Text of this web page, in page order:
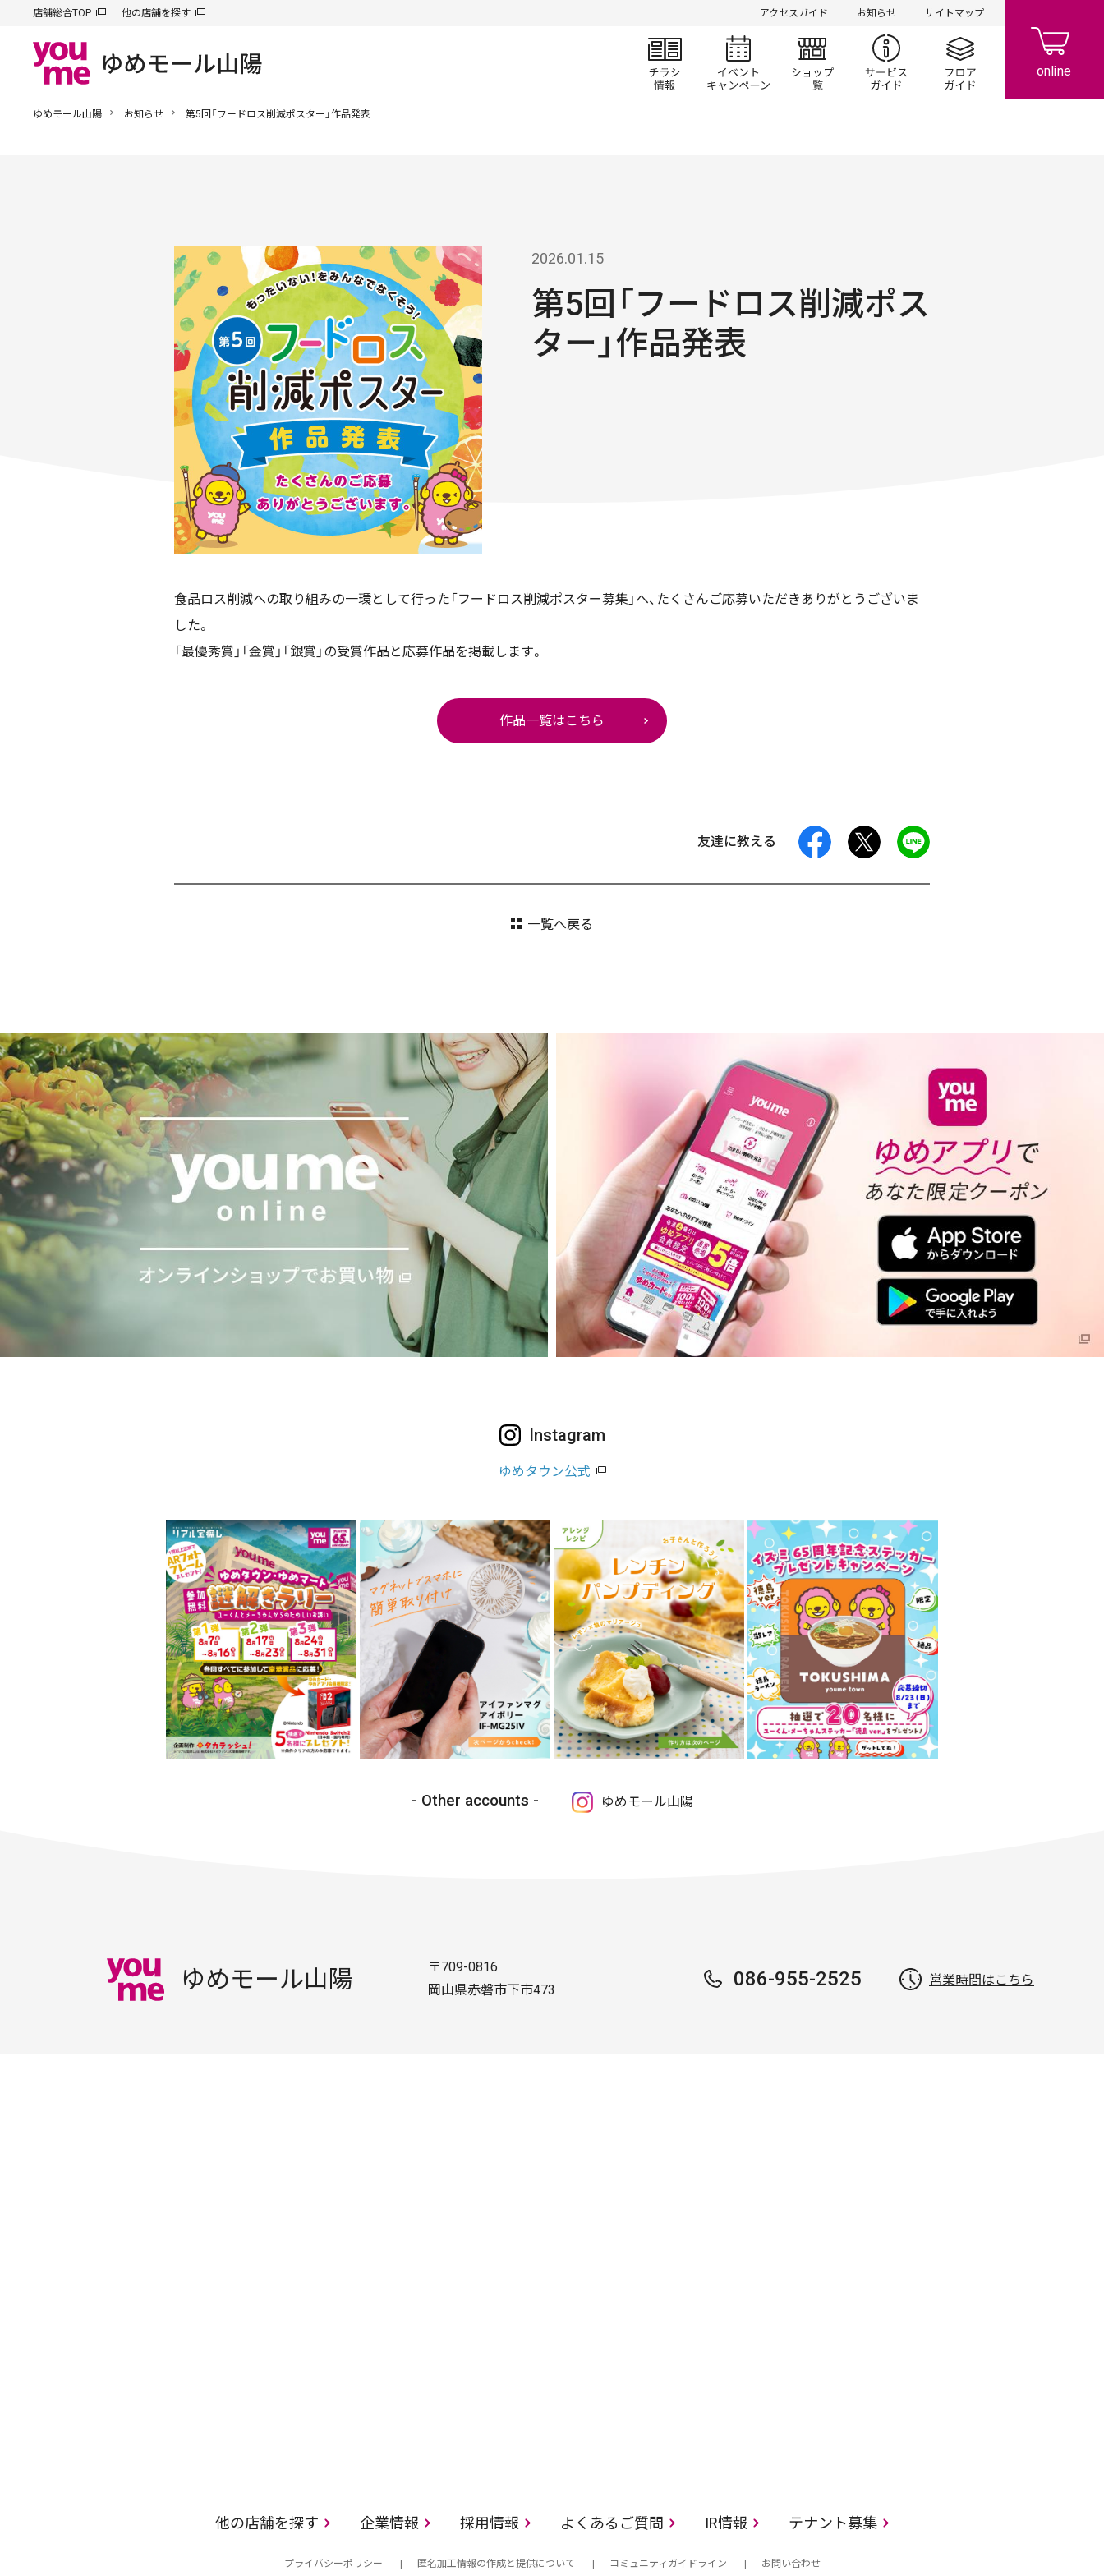
店舗総合TOP 他の店舗を探す アクセスガイド お知らせ サイトマップ
チラシ情報 イベント/キャンペーン
ショップ一覧 サービスガイドフロアガイド
ゆめモール山陽 お知らせ 第5回「フードロス削減ポスター」作品発表
2026.01.15
第5回「フードロス削減ポス
ター」作品発表
食品ロス削減への取り組みの一環として行った「フードロス削減ポスター募集」へ、たくさんご応募いただきありがとうございま
した。
「最優秀賞」「金賞」「銀賞」の受賞作品と応募作品を掲載します。
作品一覧はこちら
友達に教える facebook
一覧へ戻る
Instagram
ゆめタウン公式
Other accounts ゆめモール山陽
ゆめモール山陽
〒709-0816
岡山県赤磐市下市473
086-955-2525 営業時間はこちら
他の店舗を探す 企業情報 採用情報 よくあるご質問 IR情報 テナント募集
プライバシーポリシー 匿名加工情報の作成と提供について コミュニティガイドライン お問い合わせ